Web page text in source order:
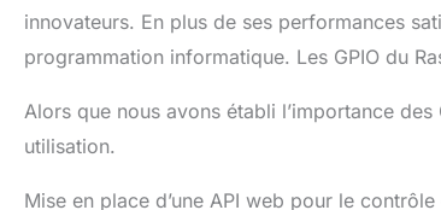
innovateurs. En plus de ses performances
programmation informatique. Les GPIO du
Alors que nous avons établi l’importance
utilisation.
Mise en place d’une API web pour le contrôle